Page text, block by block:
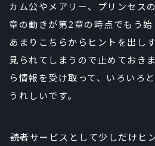
カム公やメアリー、プリンセス
章の動きが第2章の時点でもう始
あまりこちらからヒントを出し
見られてしまうので止めておき
ら情報を受け取って、いろいろ
うれしいです。
――読者サービスとして少しだけ